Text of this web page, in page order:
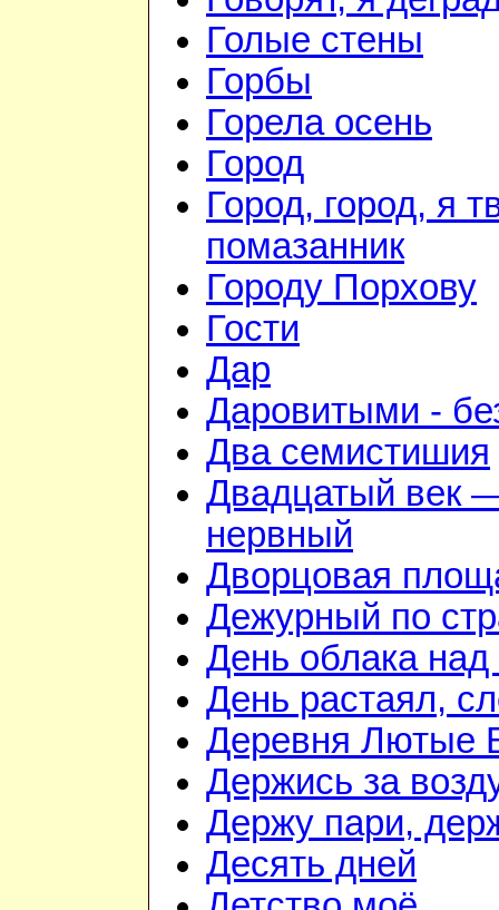
Голые стены
Горбы
Горела осень
Город
Город, город, я
помазанник
Городу Порхову
Гости
Дар
Даровитыми -
Два семистишия
Двадцатый век
нервный
Дворцовая
Дежурный по
День облака
День растаял,
Деревня Лютые
Держись за
Держу пари,
Десять дней